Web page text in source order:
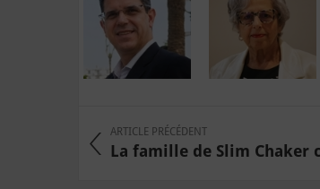
ARTICLE PRÉCÉDENT
La famille de Slim Chaker